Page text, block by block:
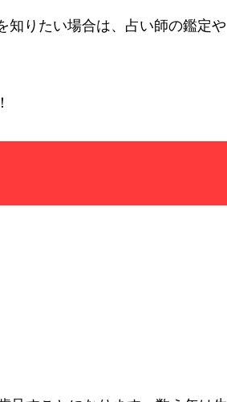
知りたい場合は、占い師の鑑定や